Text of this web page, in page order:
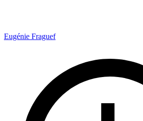
Eugénie Fraguef